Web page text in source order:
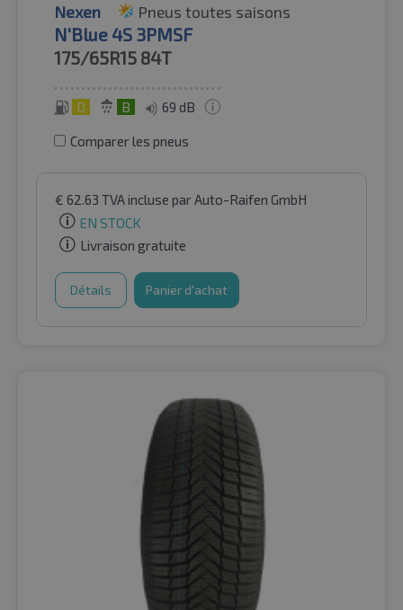
Nexen Pneus toutes saisons
N'Blue 4S 3PMSF
175/65R15 84T
D B 69 dB
Comparer les pneus
€ 62.63 TVA incluse par Auto-Raifen GmbH
EN STOCK
Livraison gratuite
Détails Panier d'achat